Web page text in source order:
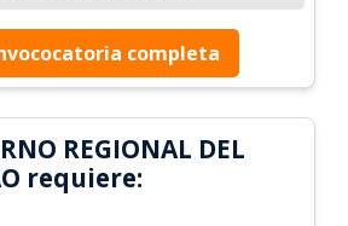
completa
REGIONAL DEL
requiere: